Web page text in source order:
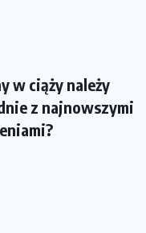
w ciąży należy
z najnowszymi